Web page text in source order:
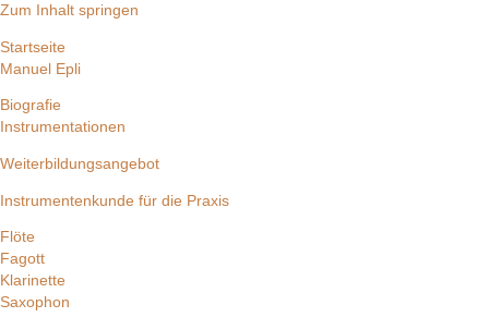
Zum Inhalt springen
Startseite
Manuel Epli
Biografie
Instrumentationen
Weiterbildungsangebot
Instrumentenkunde für die Praxis
Flöte
Fagott
Klarinette
Saxophon